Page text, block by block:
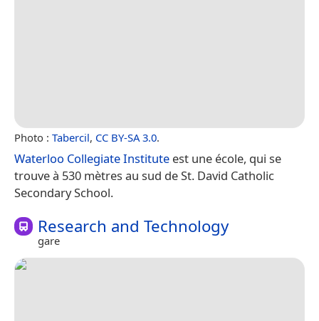
Photo : Tabercil, CC BY-SA 3.0.
Waterloo Collegiate Institute est une école, qui se
trouve à 530 mètres au sud de St. David Catholic
Secondary School.
Research and Technology
gare